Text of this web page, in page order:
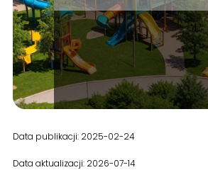
Data publikacji: 2025-02-24
Data aktualizacji: 2026-07-14